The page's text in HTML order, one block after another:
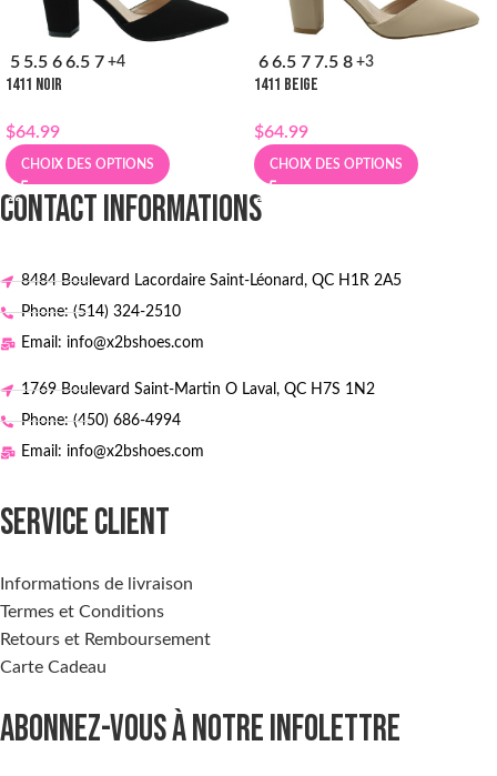
5 5.5 6 6.5 7 +4
1411 NOIR
$64.99
CHOIX DES OPTIONS
6 6.5 7 7.5 8 +3
1411 BEIGE
$64.99
CHOIX DES OPTIONS
CONTACT INFORMATIONS
8484 Boulevard Lacordaire Saint-Léonard, QC H1R 2A5
Phone: (514) 324-2510
Email: info@x2bshoes.com
1769 Boulevard Saint-Martin O Laval, QC H7S 1N2
Phone: (450) 686-4994
Email: info@x2bshoes.com
SERVICE CLIENT
Informations de livraison
Termes et Conditions
Retours et Remboursement
Carte Cadeau
ABONNEZ-VOUS À NOTRE INFOLETTRE